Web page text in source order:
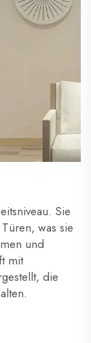
Sie
was sie
und
mit
die